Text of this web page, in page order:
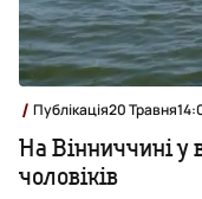
Публікація20 Травня
На Вінниччині у
чоловіків